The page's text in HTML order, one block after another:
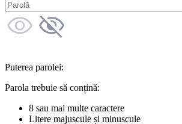
Puterea parolei:
Parola trebuie să conțină:
8 sau mai multe caractere
Litere majuscule și minuscule